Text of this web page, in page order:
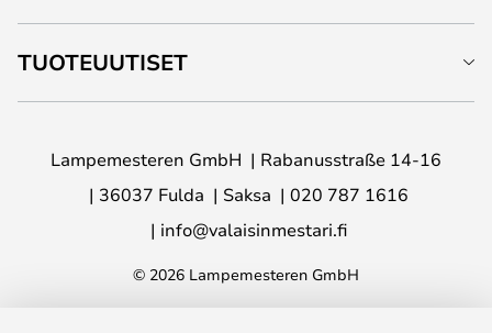
TUOTEUUTISET
Lampemesteren GmbH
Rabanusstraße 14-16
36037 Fulda
Saksa
020 787 1616
info@valaisinmestari.fi
© 2026 Lampemesteren GmbH